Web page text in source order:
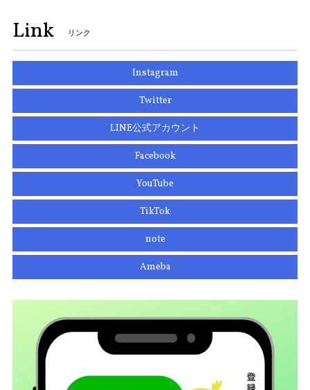
Link リンク
Instagram
Twitter
LINE公式アカウント
Facebook
YouTube
TikTok
note
Ameba